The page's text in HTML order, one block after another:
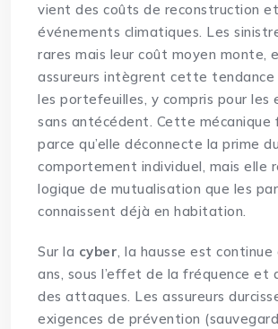
vient des coûts de reconstruction
événements climatiques. Les
rares mais leur coût moyen monte,
assureurs intègrent cette tendance
les portefeuilles, y compris pour les
sans antécédent. Cette mécanique
parce qu’elle déconnecte la prime du
comportement individuel, mais elle
logique de mutualisation que les
connaissent déjà en habitation.
Sur la cyber, la hausse est continue
ans, sous l’effet de la fréquence et
des attaques. Les assureurs
exigences de prévention